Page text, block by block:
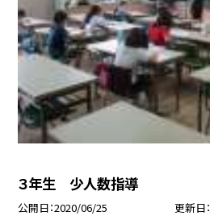
３年生 少人数指導
公開日 2020/06/25 更新日